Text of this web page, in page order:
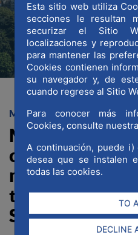
Esta sitio web utiliza
secciones le resultan
securizar el Sitio
localizaciones y
para mantener las
Cookies contienen
su navegador y, de
cuando regrese al Sitio
Para conocer más
Cookies, consulte nuestra
A continuación, puede
desea que se instalen
todas las cookies.
TO
DECLINE
MADRID WORLD CAPITAL
Madrid is the
city, with the
metropolitan
the main
Spain